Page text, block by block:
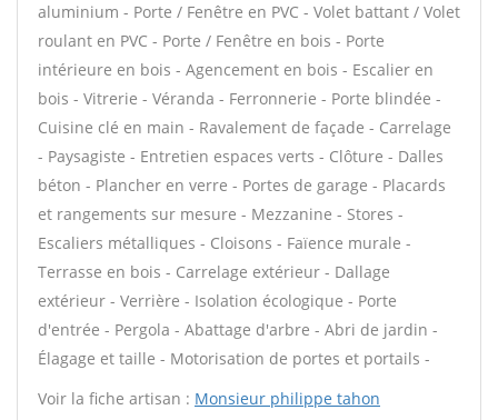
aluminium - Porte / Fenêtre en PVC - Volet battant / Volet
roulant en PVC - Porte / Fenêtre en bois - Porte
intérieure en bois - Agencement en bois - Escalier en
bois - Vitrerie - Véranda - Ferronnerie - Porte blindée -
Cuisine clé en main - Ravalement de façade - Carrelage
- Paysagiste - Entretien espaces verts - Clôture - Dalles
béton - Plancher en verre - Portes de garage - Placards
et rangements sur mesure - Mezzanine - Stores -
Escaliers métalliques - Cloisons - Faïence murale -
Terrasse en bois - Carrelage extérieur - Dallage
extérieur - Verrière - Isolation écologique - Porte
d'entrée - Pergola - Abattage d'arbre - Abri de jardin -
Élagage et taille - Motorisation de portes et portails -
Voir la fiche artisan : Monsieur philippe tahon